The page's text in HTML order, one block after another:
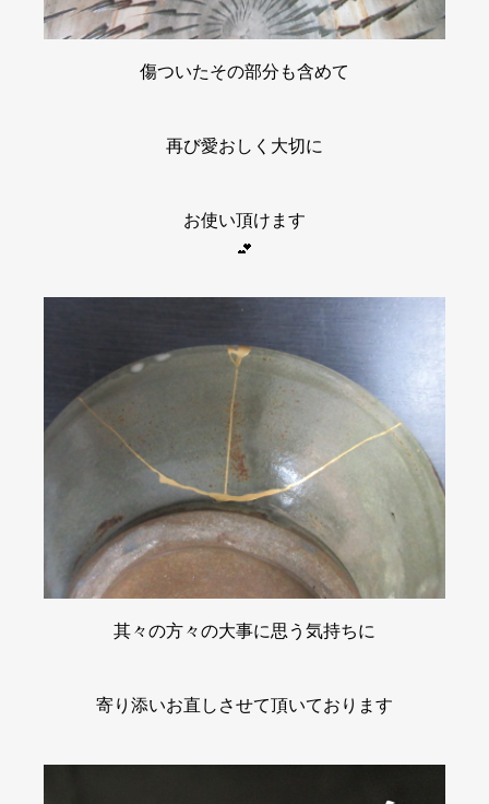
傷ついたその部分も含めて
再び愛おしく大切に
お使い頂けます
其々の方々の大事に思う気持ちに
寄り添いお直しさせて頂いております